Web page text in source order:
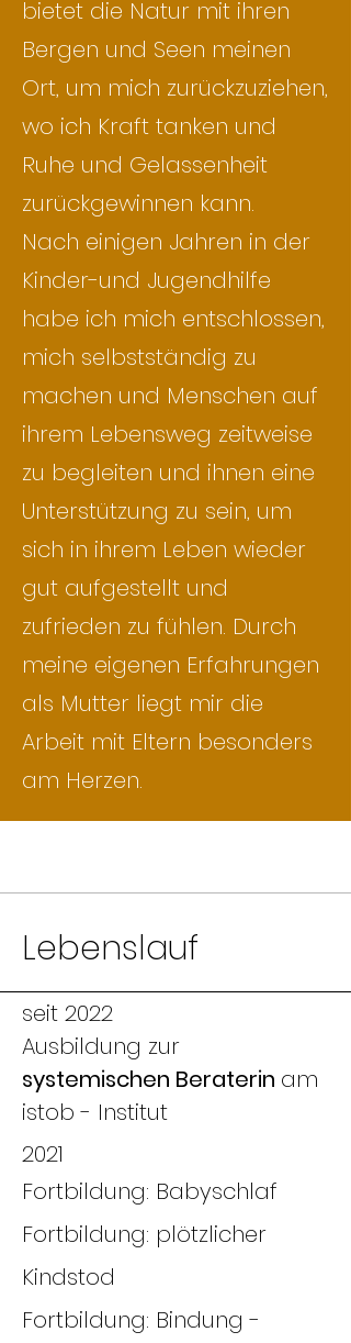
bietet die Natur mit ihren
Bergen und Seen meinen
Ort, um mich zurückzuziehen,
wo ich Kraft tanken und
Ruhe und Gelassenheit
zurückgewinnen kann.
Nach einigen Jahren in der
Kinder-und Jugendhilfe
habe ich mich entschlossen,
mich selbstständig zu
machen und Menschen auf
ihrem Lebensweg zeitweise
zu begleiten und ihnen eine
Unterstützung zu sein, um
sich in ihrem Leben wieder
gut aufgestellt und
zufrieden zu fühlen. Durch
meine eigenen Erfahrungen
als Mutter liegt mir die
Arbeit mit Eltern besonders
am Herzen.
Lebenslauf
seit 2022
Ausbildung zur
systemischen Beraterin am
istob - Institut
2021
Fortbildung: Babyschlaf
Fortbildung: plötzlicher
Kindstod
​Fortbildung: Bindung -